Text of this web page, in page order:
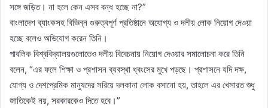
সঙ্গে জড়িত। না হলে কেন এসব বন্ধ হচ্ছে না?”
বাংলাদেশ ব্যাংকসহ বিভিন্ন গুরুত্বপূর্ণ প্রতিষ্ঠানে অযোগ্য ও দলীয় লোক নিয়োগ দেওয়া
হচ্ছে বলেও অভিযোগ করেন তিনি।
পাবলিক বিশ্ববিদ্যালয়গুলোতেও দলীয় বিবেচনায় নিয়োগ দেওয়ার সমালোচনা করে তিনি
বলেন, “এর ফলে শিক্ষা ও প্রশাসন ব্যবস্থা ধ্বংসের মুখে পড়ছে। প্রশাসনে যদি দক্ষ,
যোগ্য ও দেশপ্রেমিক মানুষদের সরিয়ে দলকানা লোক বসানো হয়, তাহলে এর খেসারত শুধু
জাতিকেই নয়, সরকারকেও দিতে হবে।”